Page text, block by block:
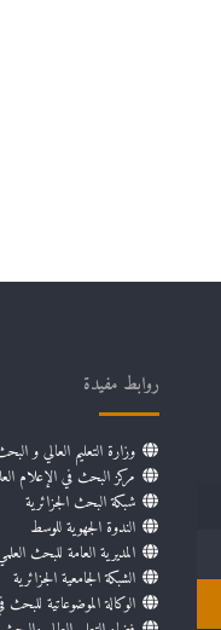
روابط مفيدة
وزارة التعليم العالي و
مركز البحث في الإعلام
شبكة البحث الجزائرية
الندوة الجهوية للوسط
المديرية العامة للبحث
الشبكة الجامعية الجزائرية
الوكالة الموضوعاتية